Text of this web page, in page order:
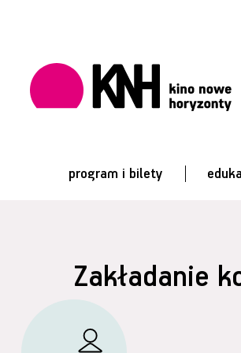
program i bilety
Zakładanie